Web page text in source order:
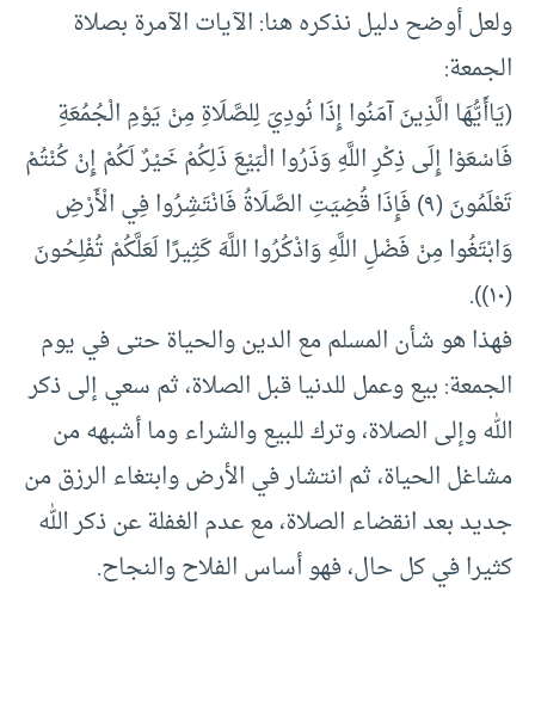
ولعل أوضح دليل نذكره هنا: الآيات الآمرة بصلاة
الجمعة:
(يَاأَيُّهَا الَّذِينَ آمَنُوا ‌إِذَا ‌نُودِيَ لِلصَّلَاةِ مِنْ يَوْمِ الْجُمُعَةِ
فَاسْعَوْا إِلَى ذِكْرِ اللَّهِ وَذَرُوا الْبَيْعَ ذَلِكُمْ خَيْرٌ لَكُمْ إِنْ كُنْتُمْ
تَعْلَمُونَ (٩) فَإِذَا قُضِيَتِ الصَّلَاةُ فَانْتَشِرُوا فِي الْأَرْضِ
وَابْتَغُوا مِنْ فَضْلِ اللَّهِ وَاذْكُرُوا اللَّهَ كَثِيرًا لَعَلَّكُمْ تُفْلِحُونَ
(١٠)).
فهذا هو شأن المسلم مع الدين والحياة حتى في يوم
الجمعة: بيع وعمل للدنيا قبل الصلاة، ثم سعي إلى ذكر
الله وإلى الصلاة، وترك للبيع والشراء وما أشبهه من
مشاغل الحياة، ثم انتشار في الأرض وابتغاء الرزق من
جديد بعد انقضاء الصلاة، مع عدم الغفلة عن ذكر الله
كثيرا في كل حال، فهو أساس الفلاح والنجاح.